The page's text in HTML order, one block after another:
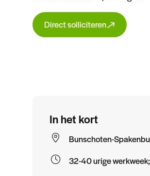
Direct solliciteren
In het kort
Bunschoten-
32-40 urige werkweek;